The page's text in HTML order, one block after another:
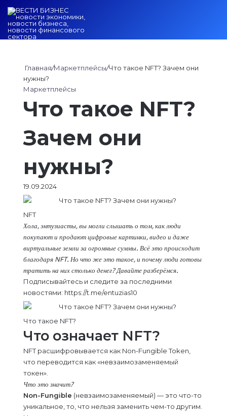
Главная/Маркетплейсы/Что такое NFT? Зачем они
нужны?
Маркетплейсы
Что такое NFT?
Зачем они
нужны?
19.09.2024
NFT
Хола, энтузиасты, вы могли слышать о том, как люди
покупают и продают цифровые картинки, видео и даже
виртуальные земли за огромные суммы. Всё это происходит
благодаря NFT. Но что же это такое, и почему люди готовы
тратить на них столько денег? Давайте разберёмся.
Подписывайтесь и следите за последними
новостями: https://t.me/entuzias10
Что такое NFT?
Что означает NFT?
NFT расшифровывается как Non-Fungible Token,
что переводится как «невзаимозаменяемый
токен».
Что это значит?
Non-Fungible (невзаимозаменяемый) — это что-то
уникальное, то, что нельзя заменить чем-то другим.